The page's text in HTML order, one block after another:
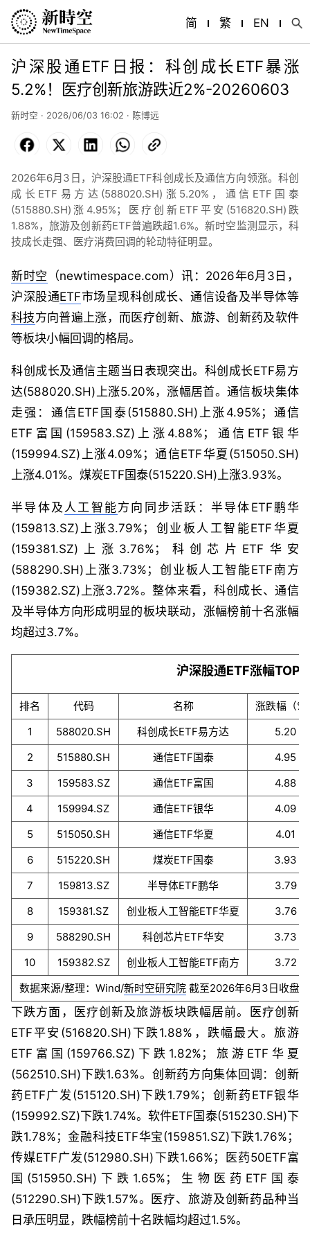
简 繁 EN
沪深股通ETF日报：科创成长ETF暴涨
5.2%！医疗创新旅游跌近2%-20260603
新时空 · 2026/06/03 16:02 · 陈博远
Facebook LinkedIn WhatsApp
2026年6月3日，沪深股通ETF科创成长及通信方向领涨。科创
成长ETF易方达(588020.SH)涨5.20%，通信ETF国泰
(515880.SH)涨4.95%；医疗创新ETF平安(516820.SH)跌
1.88%，旅游及创新药ETF普遍跌超1.6%。新时空监测显示，科
技成长走强、医疗消费回调的轮动特征明显。
新时空 （newtimespace.com）讯：2026年6月3日，
沪深股通ETF市场呈现科创成长、通信设备及半导体等
科技方向普遍上涨，而医疗创新、旅游、创新药及软件
等板块小幅回调的格局。
科创成长及通信主题当日表现突出。科创成长ETF易方
达(588020.SH)上涨5.20%，涨幅居首。通信板块集体
走强：通信ETF国泰(515880.SH)上涨4.95%；通信
ETF富国(159583.SZ)上涨4.88%；通信ETF银华
(159994.SZ)上涨4.09%；通信ETF华夏(515050.SH)
上涨4.01%。煤炭ETF国泰(515220.SH)上涨3.93%。
半导体及人工智能方向同步活跃：半导体ETF鹏华
(159813.SZ)上涨3.79%；创业板人工智能ETF华夏
(159381.SZ)上涨3.76%；科创芯片ETF华安
(588290.SH)上涨3.73%；创业板人工智能ETF南方
(159382.SZ)上涨3.72%。整体来看，科创成长、通信
及半导体方向形成明显的板块联动，涨幅榜前十名涨幅
均超过3.7%。
沪深股通ETF涨幅
排名 代码 名称 涨跌幅（%
1 588020.SH 科创成长ETF易方达 5.20
2 515880.SH 通信ETF国泰 4.95
3 159583.SZ 通信ETF富国 4.88
4 159994.SZ 通信ETF银华 4.09
5 515050.SH 通信ETF华夏 4.01
6 515220.SH 煤炭ETF国泰 3.93
7 159813.SZ 半导体ETF鹏华 3.79
8 159381.SZ 创业板人工智能ETF华夏 3.76
9 588290.SH 科创芯片ETF华安 3.73
10 159382.SZ 创业板人工智能ETF南方 3.72
数据来源/整理：Wind/新时空研究院截至2026年6月3日收盘
下跌方面，医疗创新及旅游板块跌幅居前。医疗创新
ETF平安(516820.SH)下跌1.88%，跌幅最大。旅游
ETF富国(159766.SZ)下跌1.82%；旅游ETF华夏
(562510.SH)下跌1.63%。创新药方向集体回调：创新
药ETF广发(515120.SH)下跌1.79%；创新药ETF银华
(159992.SZ)下跌1.74%。软件ETF国泰(515230.SH)下
跌1.78%；金融科技ETF华宝(159851.SZ)下跌1.76%；
传媒ETF广发(512980.SH)下跌1.66%；医药50ETF富
国(515950.SH)下跌1.65%；生物医药ETF国泰
(512290.SH)下跌1.57%。医疗、旅游及创新药品种当
日承压明显，跌幅榜前十名跌幅均超过1.5%。